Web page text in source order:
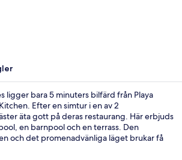
ligger bara 5 minuters bilfärd från Playa
Efter en simtur i en av 2
äta gott på deras restaurang. Här erbjuds
en barnpool och en terrass. Den
och det promenadvänliga läget brukar få